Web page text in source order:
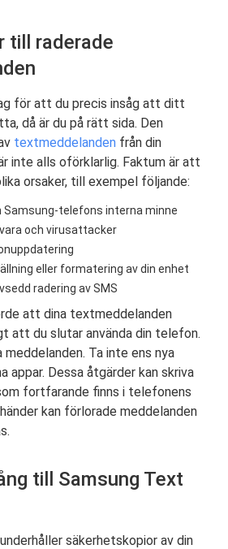
till raderade
för att du precis insåg att ditt
då är du på rätt sida. Den
textmeddelanden från din
inte alls oförklarlig. Faktum är att
orsaker, till exempel följande:
Samsung-telefons interna minne
och virusattacker
eller formatering av din enhet
radering av SMS
att dina textmeddelanden
att du slutar använda din telefon.
Ta inte ens nya
appar. Dessa åtgärder kan skriva
fortfarande finns i telefonens
kan förlorade meddelanden
till Samsung Text
säkerhetskopior av din